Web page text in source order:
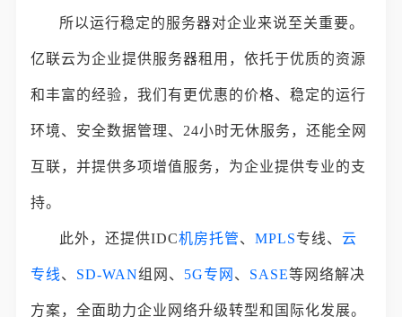
所以运行稳定的服务器对企业来说至关重要。
亿联云为企业提供服务器租用，依托于优质的资源
和丰富的经验，我们有更优惠的价格、稳定的运行
环境、安全数据管理、24小时无休服务，还能全网
互联，并提供多项增值服务，为企业提供专业的支
持。
此外，还提供IDC机房托管、MPLS专线、云
专线、 SD-WAN组网、 5G专网 、 SASE等网络解决
方案，全面助力企业网络升级转型和国际化发展。